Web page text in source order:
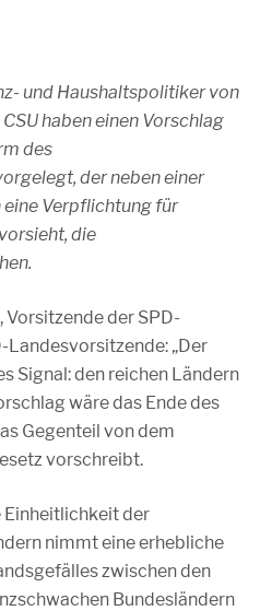
und Haushaltspolitiker von
CSU haben einen Vorschlag
des
der neben einer
Verpflichtung für
die
, Vorsitzende der SPD-
„Der
Signal: den reichen Ländern
wäre das Ende des
Gegenteil von dem
vorschreibt.
Einheitlichkeit der
nimmt eine erhebliche
zwischen den
Bundesländern